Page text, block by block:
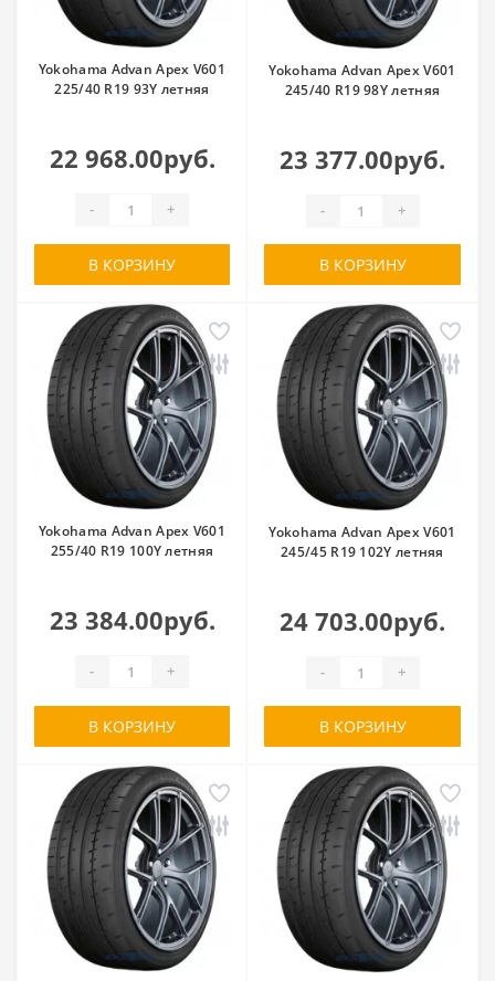
Yokohama Advan Apex V601
225/40 R19 93Y летняя
22 968.00руб.
- +
В КОРЗИНУ
Yokohama Advan Apex V601
245/40 R19 98Y летняя
23 377.00руб.
- +
В КОРЗИНУ
Yokohama Advan Apex V601
255/40 R19 100Y летняя
23 384.00руб.
- +
В КОРЗИНУ
Yokohama Advan Apex V601
245/45 R19 102Y летняя
24 703.00руб.
- +
В КОРЗИНУ